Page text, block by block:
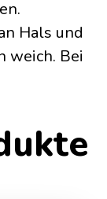
Hals und
weich. Bei